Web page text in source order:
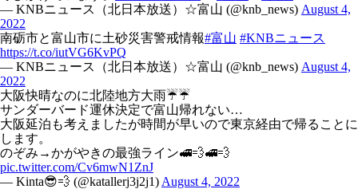
— KNBニュース（北日本放送）☆富山 (@knb_news) August 4,
2022
南砺市と富山市に土砂災害警戒情報#富山 #KNBニュース
https://t.co/iutVG6KvPQ
— KNBニュース（北日本放送）☆富山 (@knb_news) August 4,
2022
大阪快晴なのに北陸地方大雨☔️☔️
サンダーバード運休決定で富山帰れない…
大阪延泊も考えましたが時間が早いので東京経由で帰ることに
します。
のぞみ→かがやきの最強ライン🚅💨🚅💨
pic.twitter.com/Cv6mwN1ZnJ
— Kinta😎💨 (@katallerj3j2j1) August 4, 2022